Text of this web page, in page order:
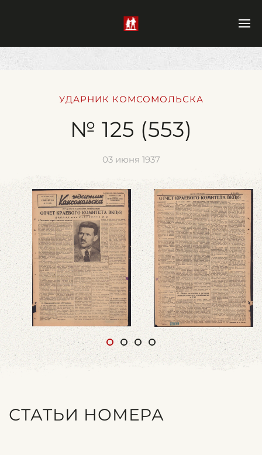
УДАРНИК КОМСОМОЛЬСКА
№ 125 (553)
03 июня 1937
СТАТЬИ НОМЕРА